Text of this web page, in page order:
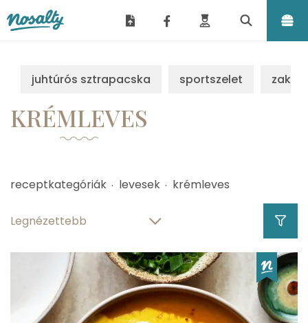
juhtúrós sztrapacska sportszelet
KRÉMLEVES
receptkategóriák levesek krémleves